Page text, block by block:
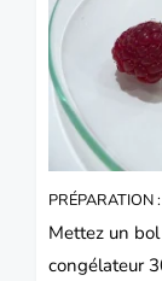
PRÉPARATION :
Mettez un
congélateur